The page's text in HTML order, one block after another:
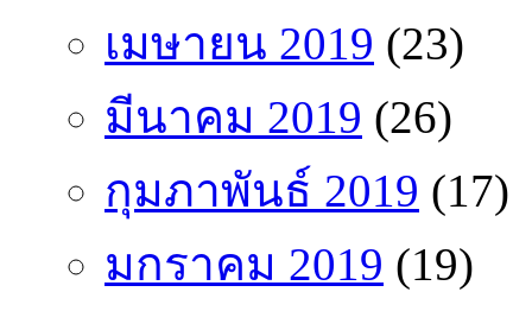
เมษายน 2019 (23)
มีนาคม 2019 (26)
กุมภาพันธ์ 2019 (17)
มกราคม 2019 (19)